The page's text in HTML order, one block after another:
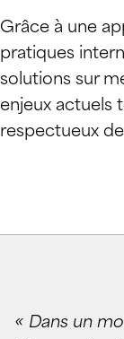
Grâce à une
pratiques
solutions sur
enjeux actuels
respectueux
« Dans un